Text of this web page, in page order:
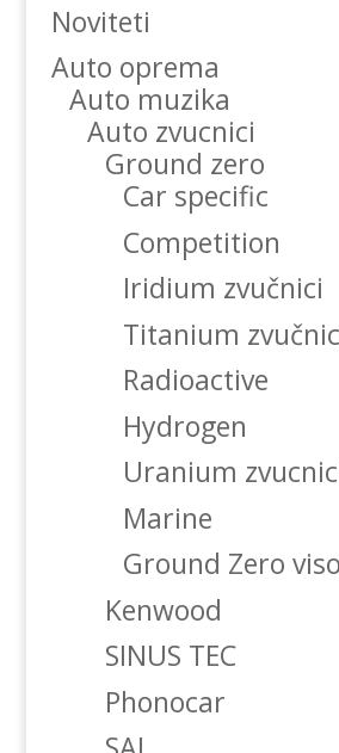
Noviteti
Auto oprema
Auto muzika
Auto zvucnici
Ground zero
Car specific
Competition
Iridium zvučnici
Titanium
Radioactive
Hydrogen
Uranium
Marine
Ground Zero
Kenwood
SINUS TEC
Phonocar